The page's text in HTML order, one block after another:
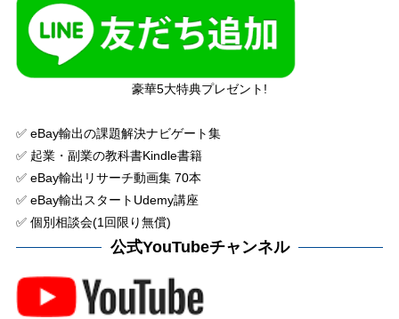
豪華5大特典プレゼント!
✅ eBay輸出の課題解決ナビゲート集
✅ 起業・副業の教科書Kindle書籍
✅ eBay輸出リサーチ動画集 70本
✅ eBay輸出スタートUdemy講座
✅ 個別相談会(1回限り無償)
公式YouTubeチャンネル